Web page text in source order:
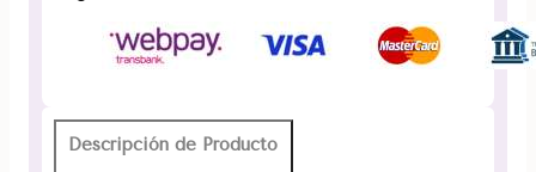
Descripción de Producto